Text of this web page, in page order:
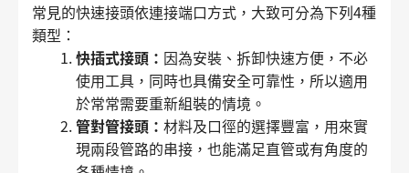
常見的快速接頭依連接端口方式，大致可分為下列4種
類型：
快插式接頭： 因為安裝、拆卸快速方便，不必
使用工具，同時也具備安全可靠性，所以適用
於常常需要重新組裝的情境。
管對管接頭： 材料及口徑的選擇豐富，用來實
現兩段管路的串接，也能滿足直管或有角度的